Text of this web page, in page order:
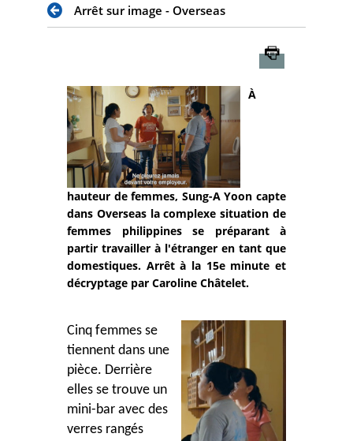
Arrêt sur image - Overseas
À
hauteur de femmes, Sung-A Yoon capte
dans Overseas la complexe situation de
femmes philippines se préparant à
partir travailler à l'étranger en tant que
domestiques. Arrêt à la 15e minute et
décryptage par Caroline Châtelet.
Cinq femmes se
tiennent dans une
pièce. Derrière
elles se trouve un
mini-bar avec des
verres rangés